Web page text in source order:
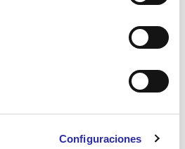
Configuraciones
una salida cultural
Sant Miquel del Fai para
el